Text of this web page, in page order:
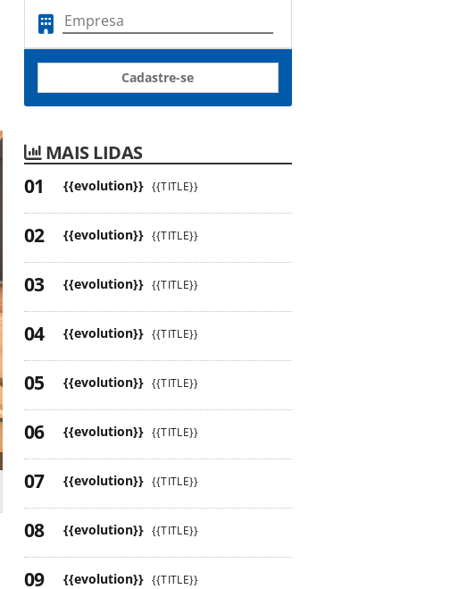
Cadastre-se
MAIS LIDAS
{{evolution}} {{TITLE}}
{{evolution}} {{TITLE}}
{{evolution}} {{TITLE}}
{{evolution}} {{TITLE}}
{{evolution}} {{TITLE}}
{{evolution}} {{TITLE}}
{{evolution}} {{TITLE}}
{{evolution}} {{TITLE}}
{{evolution}} {{TITLE}}